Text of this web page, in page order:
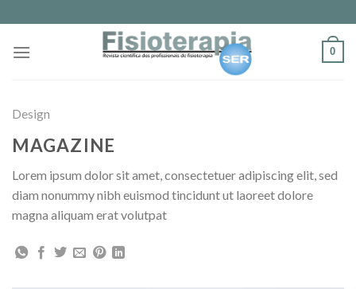
to
content
0
Design
MAGAZINE
Lorem ipsum dolor sit amet, consectetuer adipiscing elit, sed
diam nonummy nibh euismod tincidunt ut laoreet dolore
magna aliquam erat volutpat